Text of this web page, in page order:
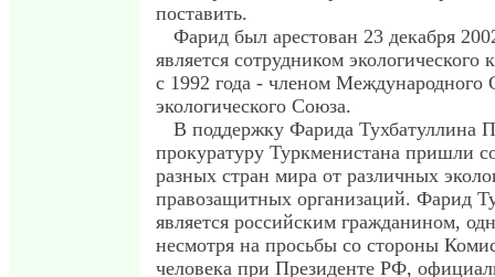
поставить.
Фарид был арестован 23 декабря
является сотрудником экологического
с 1992 года - членом Международного
экологического Союза.
В поддержку Фарида Тухбатуллина
прокуратуру Туркменистана пришли
разных стран мира от различных
правозащитных организаций. Фарид
является российским гражданином,
несмотря на просьбы со стороны
человека при Президенте РФ,